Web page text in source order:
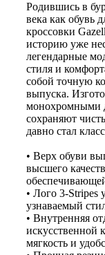
Родившись в
века как обувь
кроссовки
историю уже
легендарные
стиля и
собой точную
выпуска.
монохромными
сохраняют
давно стал
• Верх обуви
высшего
• Лого 3-Stripes
узнаваемый
• Внутренняя
искусственной
мягкость и